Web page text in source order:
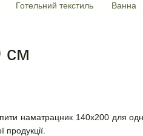
Готельний текстиль Ванна
см
наматрацник 140х200 для
продукції.